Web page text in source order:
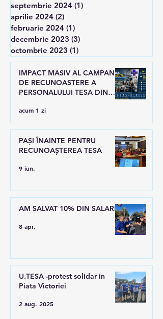
septembrie 2024 (1)
aprilie 2024 (2)
februarie 2024 (1)
decembrie 2023 (3)
octombrie 2023 (1)
IMPACT MASIV AL CAMPANIEI
DE RECUNOASTERE A
PERSONALULUI TESA DIN
acum 1 zi
PAȘI ÎNAINTE PENTRU
RECUNOAȘTEREA TESA
9 iun.
AM SALVAT 10% DIN SALARII
8 apr.
U.TESA -protest solidar in
Piata Victoriei
2 aug. 2025